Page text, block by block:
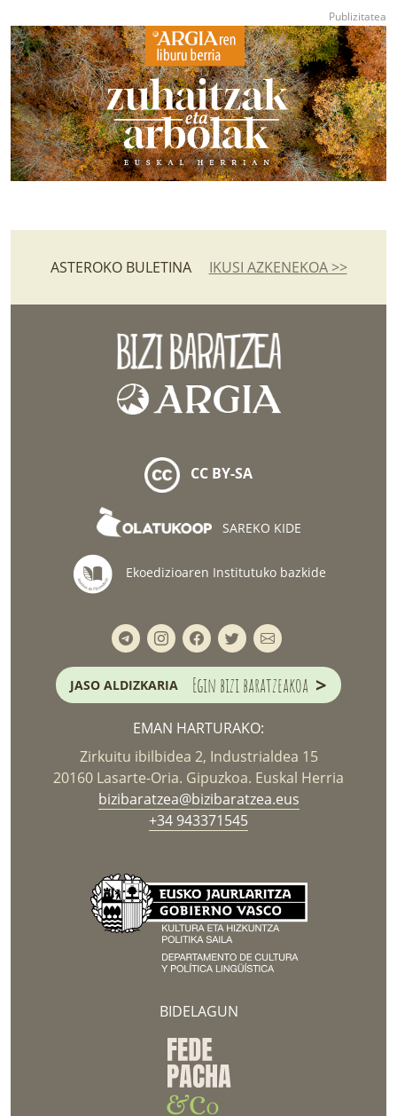
ASTEROKO BULETINA IKUSI AZKENEKOA >>
CC BY-SA
SAREKO KIDE
Ekoedizioaren Institutuko bazkide
JASO ALDIZKARIA Egin bizi baratzeakoa >
EMAN HARTURAKO:
Zirkuitu ibilbidea 2, Industrialdea 15
20160 Lasarte-Oria. Gipuzkoa. Euskal Herria
bizibaratzea@bizibaratzea.eus
+34 943371545
BIDELAGUN